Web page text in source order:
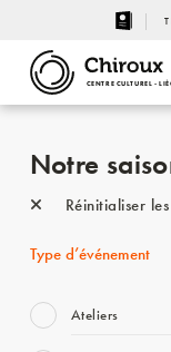
CENTRE CULTUREL -
Notre
Réinitialiser
Type d’événement
Ateliers